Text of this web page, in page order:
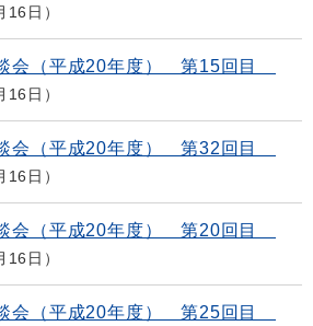
16日
談会（平成20年度） 第15回目
16日
談会（平成20年度） 第32回目
16日
談会（平成20年度） 第20回目
16日
談会（平成20年度） 第25回目